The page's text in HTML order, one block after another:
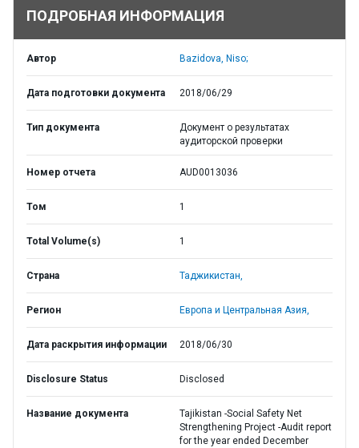
ПОДРОБНАЯ ИНФОРМАЦИЯ
Автор Bazidova, Niso;
Дата подготовки документа 2018/06/29
Тип документа
Документ о результатах
аудиторской проверки
Номер отчета AUD0013036
Том 1
Total Volume(s) 1
Страна Таджикистан,
Регион Европа и Центральная Азия,
Дата раскрытия информации 2018/06/30
Disclosure Status Disclosed
Название документа
Tajikistan -Social Safety Net
Strengthening Project -Audit report
for the year ended December